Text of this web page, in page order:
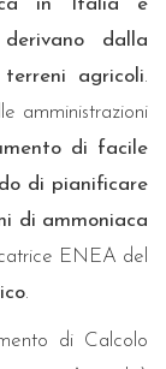
in Italia è
dalla
agricoli.
amministrazioni
di facile
di pianificare
di ammoniaca
ENEA del
.
di Calcolo